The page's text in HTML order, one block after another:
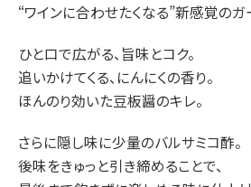
“ワインに合わせたくなる”新感覚のガ
ひと口で広がる、旨味とコク。
追いかけてくる、にんにくの香り。
ほんのり効いた豆板醤のキレ。
さらに隠し味に少量のバルサミコ酢。
後味をきゅっと引き締めることで、